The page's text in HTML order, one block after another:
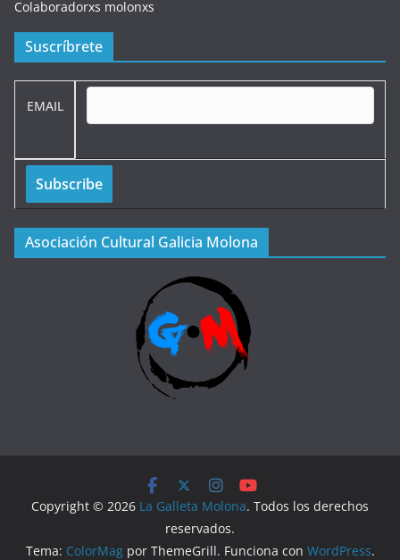
Colaboradorxs molonxs
Suscríbrete
EMAIL
Asociación Cultural Galicia Molona
Copyright © 2026 La Galleta Molona. Todos los derechos
reservados.
Tema: ColorMagpor ThemeGrill. Funciona con WordPress.